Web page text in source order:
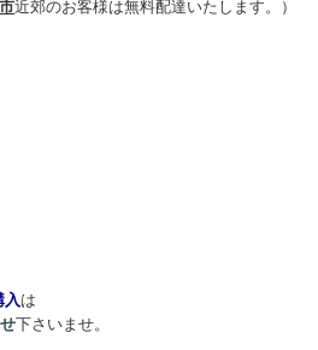
近郊のお客様は無料配達いたします。）
は
下さいませ。